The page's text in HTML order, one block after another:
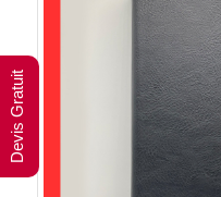
Devis Gratuit